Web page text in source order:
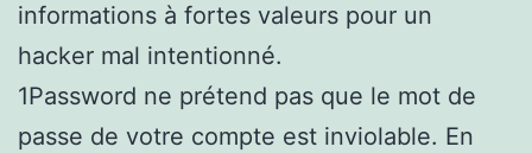
informations à fortes valeurs pour un
hacker mal intentionné.
1Password ne prétend pas que le mot de
passe de votre compte est inviolable. En